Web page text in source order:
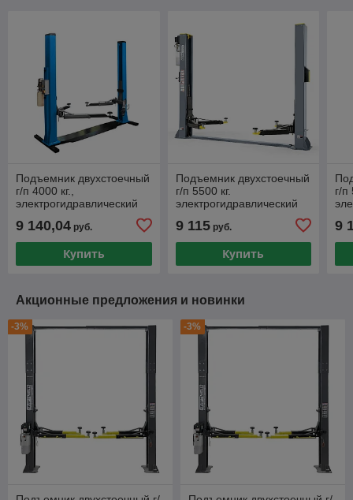
Подъемник двухстоечный
г/п 4000 кг.,
электрогидравлический
KRW240EBH_blue
9 140,04 руб.
Купить
Подъемник двухстоечный
г/п 5500 кг.
электрогидравлический
KraftWell арт. KRW5.5MXL
9 115руб.
Купить
г/п
9
Акционные предложения и новинки
-3% -3%